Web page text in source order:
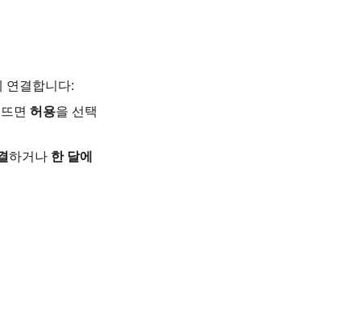
연결합니다:
면 허용을 선택
하거나 한 달에